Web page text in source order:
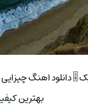
🎚 دانلود اهنگ
بهترین